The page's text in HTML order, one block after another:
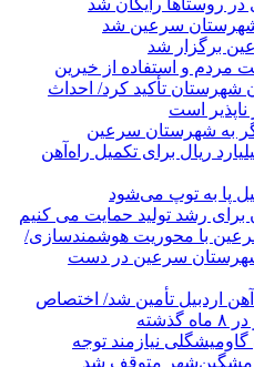
روستاها رایگان شد
شهرستان سرعین شد
برگزار شد
مردم و استفاده از خیرین
تأکید کرد/ احداث
است
به شهرستان سرعین
سه هزار و ۵۰۰ میلیارد ریال برای تکمیل راه‌آهن
پا به توپ می‌شود
رشد تولید حمایت می کنیم
با محوریت هوشمندسازی/
سرعین در دست
اردبیل تأمین شد/ اختصاص
نیازمند توجه